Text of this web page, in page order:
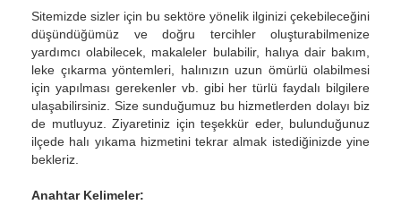
Sitemizde sizler için bu sektöre yönelik ilginizi çekebileceğini
düşündüğümüz ve doğru tercihler oluşturabilmenize
yardımcı olabilecek, makaleler bulabilir, halıya dair bakım,
leke çıkarma yöntemleri, halınızın uzun ömürlü olabilmesi
için yapılması gerekenler vb. gibi her türlü faydalı bilgilere
ulaşabilirsiniz. Size sunduğumuz bu hizmetlerden dolayı biz
de mutluyuz. Ziyaretiniz için teşekkür eder, bulunduğunuz
ilçede halı yıkama hizmetini tekrar almak istediğinizde yine
bekleriz.
Anahtar Kelimeler: